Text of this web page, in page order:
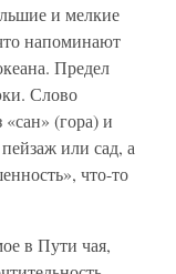
и мелкие
напоминают
Предел
Слово
(гора) и
или сад, а
что-то
в Пути чая,